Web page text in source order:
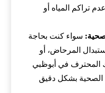
تراكم المياه أو
سواء كنت بحاجة
المرحاض، أو
المحترف في أبوظبي
الصحية بشكل دقيق